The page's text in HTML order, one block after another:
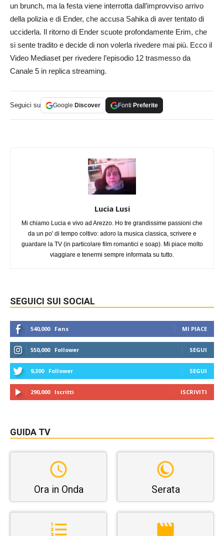
un brunch, ma la festa viene interrotta dall’improvviso arrivo
della polizia e di Ender, che accusa Sahika di aver tentato di
ucciderla. Il ritorno di Ender scuote profondamente Erim, che
si sente tradito e decide di non volerla rivedere mai più. Ecco il
Video Mediaset per rivedere l’episodio 12 trasmesso da
Canale 5 in replica streaming.
Seguici su Google Discover Fonti Preferite
Lucia Lusi
Mi chiamo Lucia e vivo ad Arezzo. Ho tre grandissime passioni che
da un po' di tempo coltivo: adoro la musica classica, scrivere e
guardare la TV (in particolare film romantici e soap). Mi piace molto
viaggiare e tenermi sempre informata su tutto.
SEGUICI SUI SOCIAL
540,000 Fans MI PIACE
550,000 Follower SEGUI
9,300 Follower SEGUI
290,000 Iscritti ISCRIVITI
GUIDA TV
Ora in Onda Serata